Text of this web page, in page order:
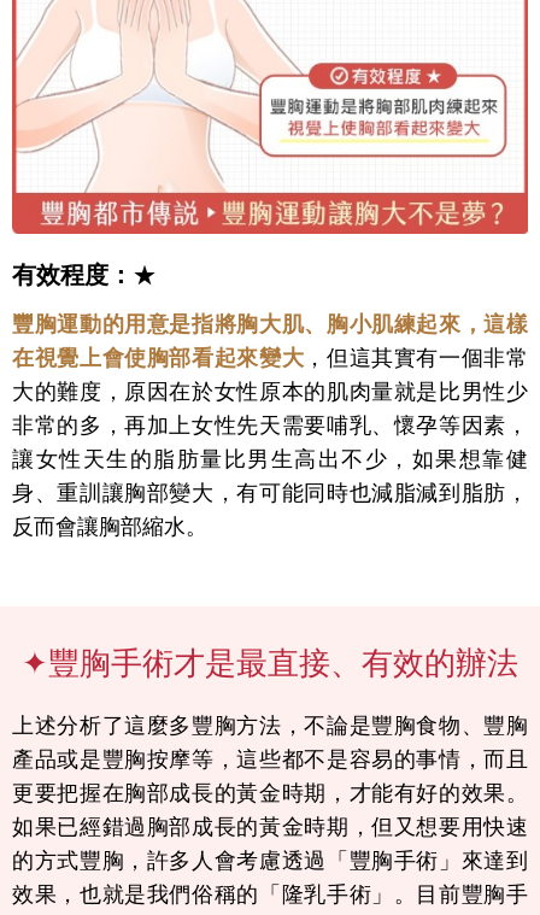
有效程度： ★
豐胸運動的用意是指將胸大肌、胸小肌練起來，這樣
在視覺上會使胸部看起來變大 ，但這其實有一個非常
大的難度，原因在於女性原本的肌肉量就是比男性少
非常的多，再加上女性先天需要哺乳、懷孕等因素，
讓女性天生的脂肪量比男生高出不少，如果想靠健
身、重訓讓胸部變大，有可能同時也減脂減到脂肪，
反而會讓胸部縮水。
✦豐胸手術才是最直接、有效的辦法
上述分析了這麼多豐胸方法，不論是豐胸食物、豐胸
產品或是豐胸按摩等，這些都不是容易的事情，而且
更要把握在胸部成長的黃金時期，才能有好的效果。
如果已經錯過胸部成長的黃金時期，但又想要用快速
的方式豐胸，許多人會考慮透過「豐胸手術」來達到
效果，也就是我們俗稱的「隆乳手術」。目前豐胸手